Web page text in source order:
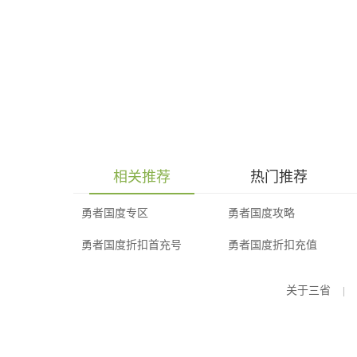
相关推荐 热门推荐
勇者国度专区 勇者国度攻略
勇者国度折扣首充号 勇者国度折扣充值
关于三省 |